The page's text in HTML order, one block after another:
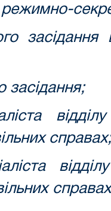
режимно-
засідання
засідання;
справах;